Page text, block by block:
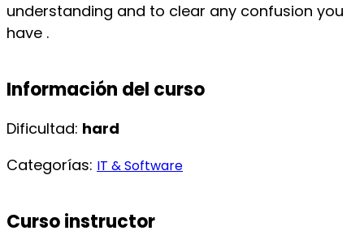
understanding and to clear any confusion you
have .
Información del curso
Dificultad: hard
Categorías: IT & Software
Curso instructor